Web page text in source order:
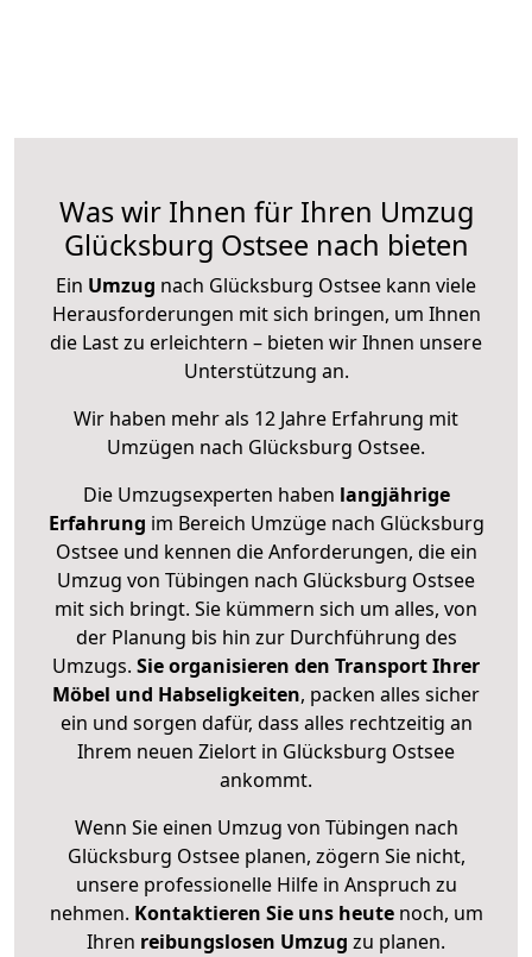
Was wir Ihnen für Ihren Umzug
Glücksburg Ostsee nach bieten
Ein Umzug nach Glücksburg Ostsee kann viele
Herausforderungen mit sich bringen, um Ihnen
die Last zu erleichtern – bieten wir Ihnen unsere
Unterstützung an.
Wir haben mehr als 12 Jahre Erfahrung mit
Umzügen nach Glücksburg Ostsee.
Die Umzugsexperten haben langjährige
Erfahrung im Bereich Umzüge nach Glücksburg
Ostsee und kennen die Anforderungen, die ein
Umzug von Tübingen nach Glücksburg Ostsee
mit sich bringt. Sie kümmern sich um alles, von
der Planung bis hin zur Durchführung des
Umzugs. Sie organisieren den Transport Ihrer
Möbel und Habseligkeiten, packen alles sicher
ein und sorgen dafür, dass alles rechtzeitig an
Ihrem neuen Zielort in Glücksburg Ostsee
ankommt.
Wenn Sie einen Umzug von Tübingen nach
Glücksburg Ostsee planen, zögern Sie nicht,
unsere professionelle Hilfe in Anspruch zu
nehmen. Kontaktieren Sie uns heutenoch, um
Ihren reibungslosen Umzug zu planen.